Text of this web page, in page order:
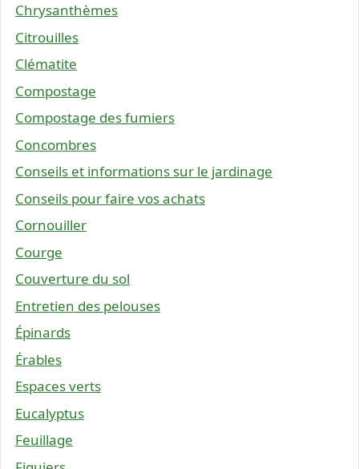
Chrysanthèmes
Citrouilles
Clématite
Compostage
Compostage des fumiers
Concombres
Conseils et informations sur le jardinage
Conseils pour faire vos achats
Cornouiller
Courge
Couverture du sol
Entretien des pelouses
Épinards
Érables
Espaces verts
Eucalyptus
Feuillage